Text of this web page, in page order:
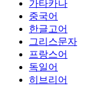
가타카나
중국어
한글고어
그리스문자
프랑스어
독일어
히브리어